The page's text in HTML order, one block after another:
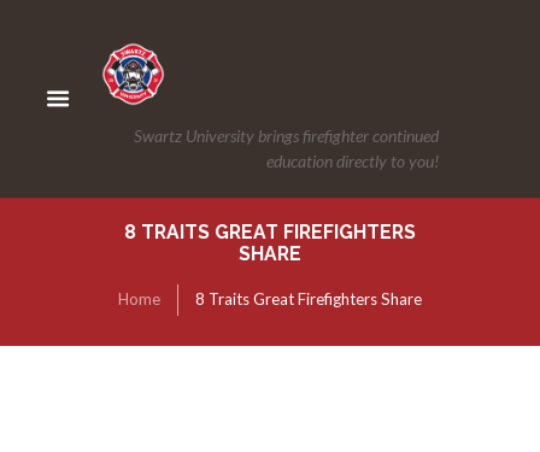
Swartz University brings firefighter continued
education directly to you!
8 TRAITS GREAT FIREFIGHTERS
SHARE
Home 8 Traits Great Firefighters Share